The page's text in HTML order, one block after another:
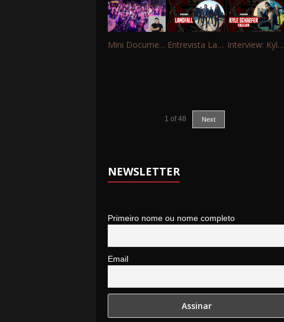
Mini Documentário – 10 Anos de Portinho Rock Entrevista Landfall Interview: Kyle Schaefer (Fallujah)
1 of 48 Next
NEWSLETTER
Primeiro nome ou nome completo
Email